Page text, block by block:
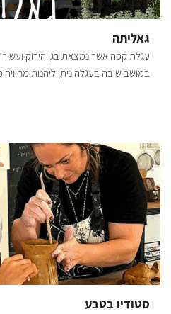
גאליתה
עגלת קפה אשר נמצאת בגן הירוק
במושב שובה בעגלה ניתן ליהנות
סטודיו בטבע